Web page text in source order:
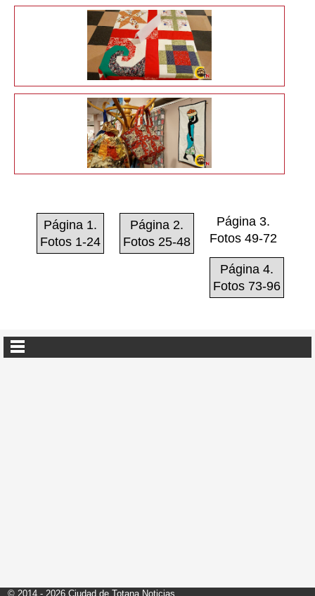
Página 1.
Fotos 1-24
Página 2.
Fotos 25-48
Página 3.
Fotos 49-72
Página 4.
Fotos 73-96
© 2014 - 2026 Ciudad de Totana Noticias